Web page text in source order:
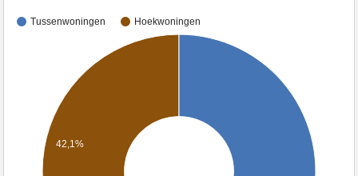
Tussenwoningen Hoekwoningen
42,1%